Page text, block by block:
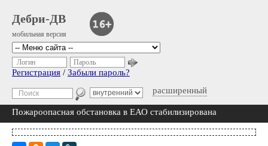
Дебри-ДВ
мобильная версия
расширенный
Логин Пароль
Регистрация / Забыли пароль?
Пожароопасная обстановка в ЕАО стабилизирована